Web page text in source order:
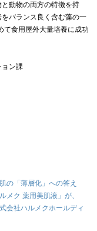
動物の両方の特徴を持
バランス良く含む藻の一
て食用屋外大量培養に成功
ン課
の「薄層化」への答え
メク 薬用美肌液」が、
会社ハルメクホールディ